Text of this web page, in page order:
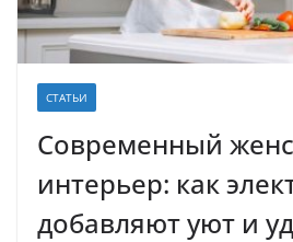
СТАТЬИ
Современный
интерьер: как
добавляют уют и